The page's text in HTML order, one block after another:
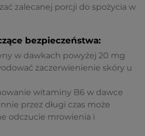
zalecanej porcji do spożycia w
bezpieczeństwa:
w dawkach powyżej 20 mg
zaczerwienienie skóry u
witaminy B6 w dawce
przez długi czas może
odczucie mrowienia i